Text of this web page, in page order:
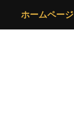
ホームページ